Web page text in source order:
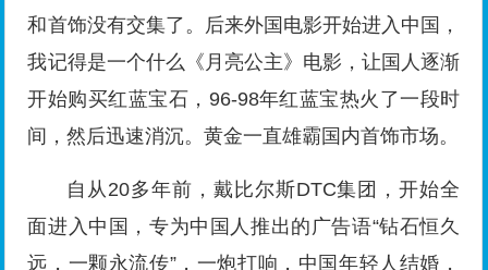
和首饰没有交集了。后来外国电影开始进入中国，
我记得是一个什么《月亮公主》电影，让国人逐渐
开始购买红蓝宝石，96-98年红蓝宝热火了一段时
间，然后迅速消沉。黄金一直雄霸国内首饰市场。
自从20多年前，戴比尔斯DTC集团，开始全
面进入中国，专为中国人推出的广告语“钻石恒久
远，一颗永流传”，一炮打响，中国年轻人结婚，